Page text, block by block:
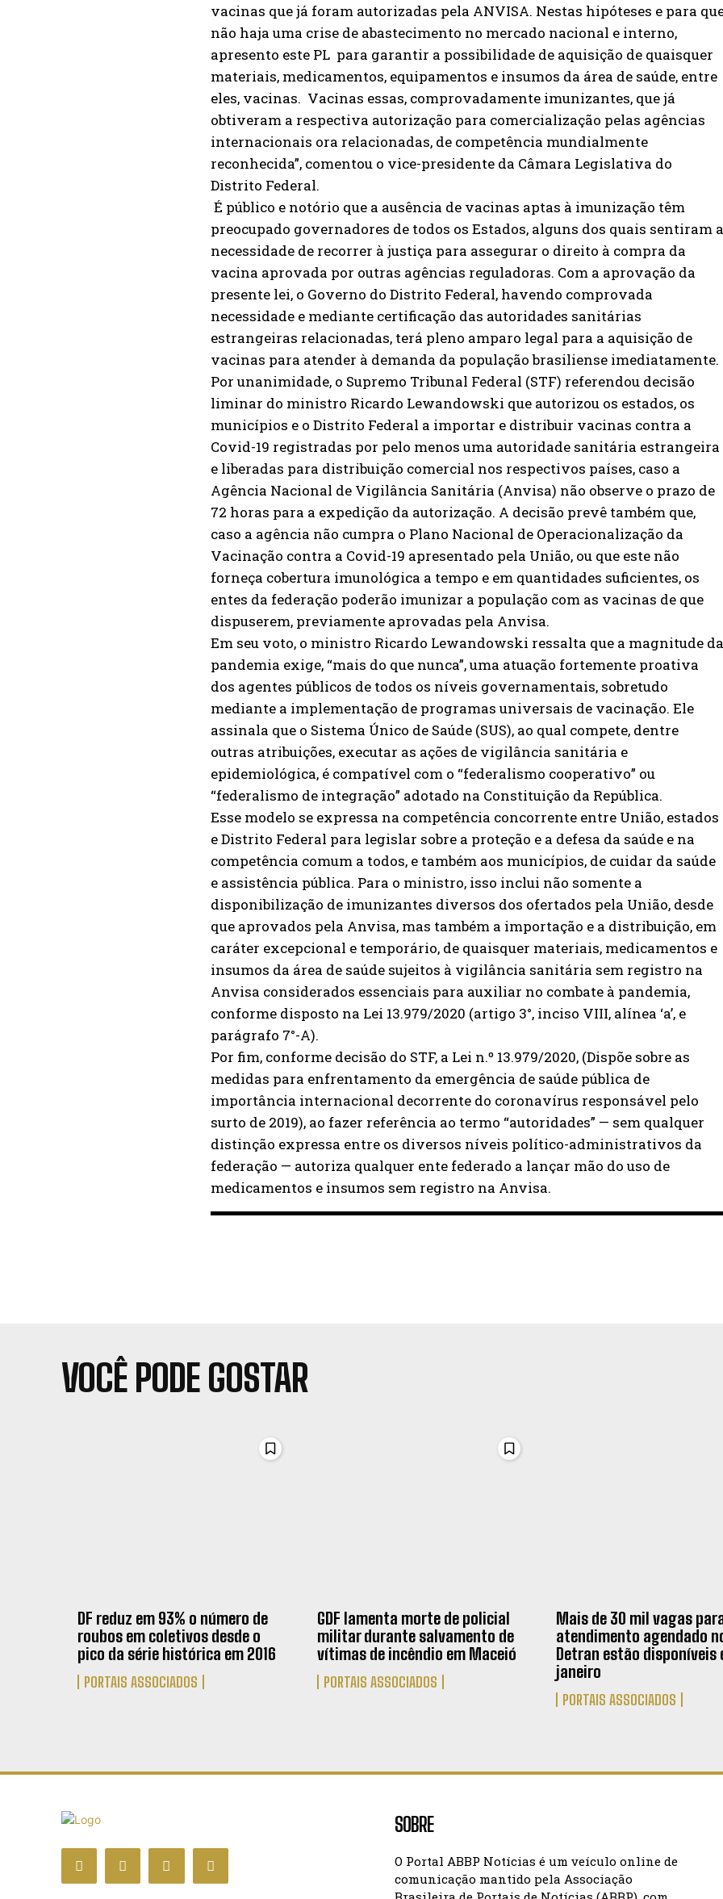
vacinas que já foram autorizadas pela ANVISA. Nestas hipóteses e para
não haja uma crise de abastecimento no mercado nacional e interno,
apresento este PL para garantir a possibilidade de aquisição de quaisquer
materiais, medicamentos, equipamentos e insumos da área de saúde, entre
eles, vacinas. Vacinas essas, comprovadamente imunizantes, que já
obtiveram a respectiva autorização para comercialização pelas agências
internacionais ora relacionadas, de competência mundialmente
reconhecida”, comentou o vice-presidente da Câmara Legislativa do
Distrito Federal.
É público e notório que a ausência de vacinas aptas à imunização têm
preocupado governadores de todos os Estados, alguns dos quais sentiram a
necessidade de recorrer à justiça para assegurar o direito à compra da
vacina aprovada por outras agências reguladoras. Com a aprovação da
presente lei, o Governo do Distrito Federal, havendo comprovada
necessidade e mediante certificação das autoridades sanitárias
estrangeiras relacionadas, terá pleno amparo legal para a aquisição de
vacinas para atender à demanda da população brasiliense imediatamente.
Por unanimidade, o Supremo Tribunal Federal (STF) referendou decisão
liminar do ministro Ricardo Lewandowski que autorizou os estados, os
municípios e o Distrito Federal a importar e distribuir vacinas contra a
Covid-19 registradas por pelo menos uma autoridade sanitária estrangeira
e liberadas para distribuição comercial nos respectivos países, caso a
Agência Nacional de Vigilância Sanitária (Anvisa) não observe o prazo de
72 horas para a expedição da autorização. A decisão prevê também que,
caso a agência não cumpra o Plano Nacional de Operacionalização da
Vacinação contra a Covid-19 apresentado pela União, ou que este não
forneça cobertura imunológica a tempo e em quantidades suficientes, os
entes da federação poderão imunizar a população com as vacinas de que
dispuserem, previamente aprovadas pela Anvisa.
Em seu voto, o ministro Ricardo Lewandowski ressalta que a magnitude da
pandemia exige, “mais do que nunca”, uma atuação fortemente proativa
dos agentes públicos de todos os níveis governamentais, sobretudo
mediante a implementação de programas universais de vacinação. Ele
assinala que o Sistema Único de Saúde (SUS), ao qual compete, dentre
outras atribuições, executar as ações de vigilância sanitária e
epidemiológica, é compatível com o “federalismo cooperativo” ou
“federalismo de integração” adotado na Constituição da República.
Esse modelo se expressa na competência concorrente entre União, estados
e Distrito Federal para legislar sobre a proteção e a defesa da saúde e na
competência comum a todos, e também aos municípios, de cuidar da saúde
e assistência pública. Para o ministro, isso inclui não somente a
disponibilização de imunizantes diversos dos ofertados pela União, desde
que aprovados pela Anvisa, mas também a importação e a distribuição, em
caráter excepcional e temporário, de quaisquer materiais, medicamentos e
insumos da área de saúde sujeitos à vigilância sanitária sem registro na
Anvisa considerados essenciais para auxiliar no combate à pandemia,
conforme disposto na Lei 13.979/2020 (artigo 3°, inciso VIII, alínea ‘a’, e
parágrafo 7°-A).
Por fim, conforme decisão do STF, a Lei n.º 13.979/2020, (Dispõe sobre as
medidas para enfrentamento da emergência de saúde pública de
importância internacional decorrente do coronavírus responsável pelo
surto de 2019), ao fazer referência ao termo “autoridades” — sem qualquer
distinção expressa entre os diversos níveis político-administrativos da
federação — autoriza qualquer ente federado a lançar mão do uso de
medicamentos e insumos sem registro na Anvisa.
VOCÊ PODE GOSTAR
DF reduz em 93% o número de
roubos em coletivos desde o
pico da série histórica em 2016
PORTAIS ASSOCIADOS
GDF lamenta morte de policial
militar durante salvamento de
vítimas de incêndio em Maceió
PORTAIS ASSOCIADOS
Mais de 30 mil vagas
atendimento agendado
Detran estão disponíveis
janeiro
PORTAIS ASSOCIADOS
SOBRE
O Portal ABBP Notícias é um veículo online de
comunicação mantido pela Associação